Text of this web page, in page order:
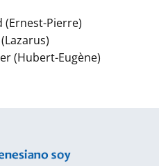
(Ernest-Pierre)
(Hubert-Eugène)